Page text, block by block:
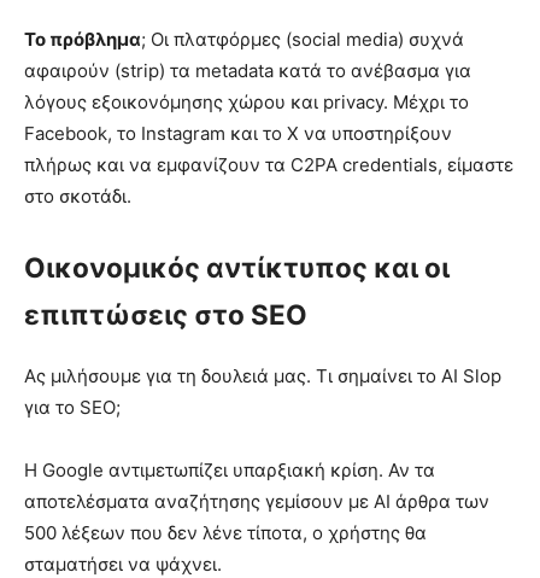
Το πρόβλημα; Οι πλατφόρμες (social media) συχνά
αφαιρούν (strip) τα metadata κατά το ανέβασμα για
λόγους εξοικονόμησης χώρου και privacy. Μέχρι το
Facebook, το Instagram και το X να υποστηρίξουν
πλήρως και να εμφανίζουν τα C2PA credentials, είμαστε
στο σκοτάδι.
Οικονομικός αντίκτυπος και οι
επιπτώσεις στο SEO
Ας μιλήσουμε για τη δουλειά μας. Τι σημαίνει το AI Slop
για το SEO;
Η Google αντιμετωπίζει υπαρξιακή κρίση. Αν τα
αποτελέσματα αναζήτησης γεμίσουν με AI άρθρα των
500 λέξεων που δεν λένε τίποτα, ο χρήστης θα
σταματήσει να ψάχνει.